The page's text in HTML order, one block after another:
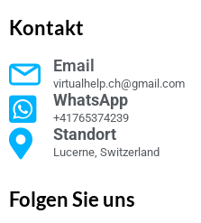
Kontakt
Email
virtualhelp.ch@gmail.com
WhatsApp
+41765374239
Standort
Lucerne, Switzerland
Folgen Sie uns